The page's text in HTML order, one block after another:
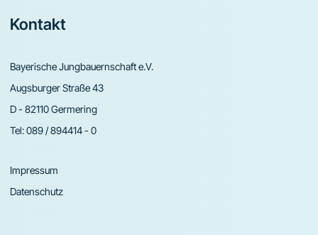
Footer
Kontakt
Bayerische Jungbauernschaft e.V.
Augsburger Straße 43
D - 82110 Germering
Tel:089 / 894414 - 0
Impressum
Datenschutz